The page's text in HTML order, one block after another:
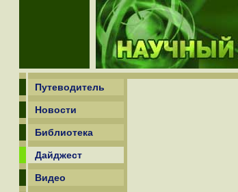
Путеводитель
Новости
Библиотека
Дайджест
Видео